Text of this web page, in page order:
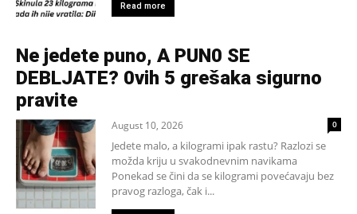
Read more
Ne jedete puno, A PUN0 SE
DEBLJATE? 0vih 5 grešaka sigurno
pravite
August 10, 2026 0
Jedete malo, a kilogrami ipak rastu? Razlozi se
možda kriju u svakodnevnim navikama
Ponekad se čini da se kilogrami povećavaju bez
pravog razloga, čak i...